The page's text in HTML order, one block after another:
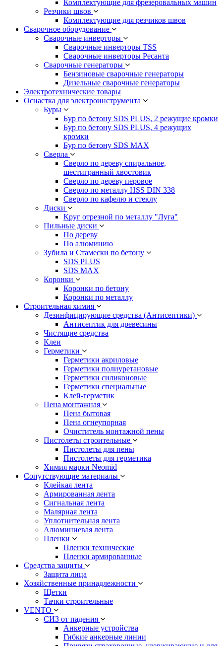
Комплектующие для фрезеровальных машин
Резчики швов
Комплектующие для резчиков швов
Сварочное оборудование
Сварочные инверторы
Сварочные инверторы TSS
Сварочные инверторы Ресанта
Сварочные генераторы
Бензиновые сварочные генераторы
Дизельные сварочные генераторы
Электротехнические товары
Оснастка для электроинструмента
Буры
Бур по бетону SDS PLUS, 2 режущие кромки
Бур по бетону SDS PLUS, 4 режущих
кромки
Бур по бетону SDS MAX
Сверла
Сверло по дереву спиральное,
шестигранный хвостовик
Сверло по дереву перовое
Сверло по металлу HSS DIN 338
Сверло по кафелю и стеклу
Диски
Круг отрезной по металлу "Луга"
Пильные диски
По дереву
По алюминию
Зубила и Стамески по бетону
SDS PLUS
SDS MAX
Коронки
Коронки по бетону
Коронки по металлу
Строительная химия
Дезинфицирующие средства (Антисептики)
Антисептик для древесины
Чистящие средства
Клеи
Герметики
Герметики акриловые
Герметики полиуретановые
Герметики силиконовые
Герметики специальные
Клей-герметик
Пена монтажная
Пена бытовая
Пена огнеупорная
Очиститель монтажной пены
Пистолеты строительные
Пистолеты для пены
Пистолеты для герметика
Химия марки Neomid
Сопутствующие материалы
Клейкая лента
Армированная лента
Сигнальная лента
Малярная лента
Уплотнительная лента
Алюминиевая лента
Пленки
Пленки технические
Пленки армированные
Средства защиты
Защита лица
Хозяйственные принадлежности
Щетки
Тачки строительные
VENTO
СИЗ от падения
Анкерные устройства
Гибкие анкерные линии